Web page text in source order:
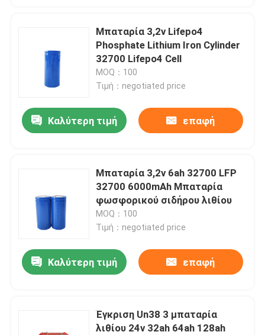
Μπαταρία 3,2v Lifepo4
Phosphate Lithium Iron Cylinder
32700 Lifepo4 Cell
MOQ：100
Τιμή：negotiated price
Καλύτερη τιμή επαφή
Μπαταρία 3,2v 6ah 32700 LFP
32700 6000mAh Μπαταρία
φωσφορικού σιδήρου λιθίου
MOQ：100
Τιμή：negotiated price
Καλύτερη τιμή επαφή
Έγκριση Un38 3 μπαταρία
λιθίου 24v 32ah 64ah 128ah